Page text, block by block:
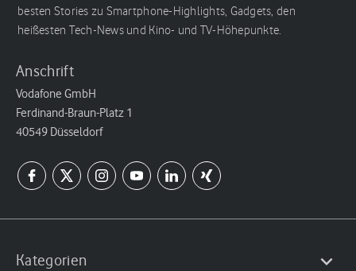
besten Stories zu Smartphone-Highlights, Gadgets, den
heißesten Tech-News und Kino- und TV-Höhepunkte.
Anschrift
Vodafone GmbH
Ferdinand-Braun-Platz 1
40549 Düsseldorf
Kategorien